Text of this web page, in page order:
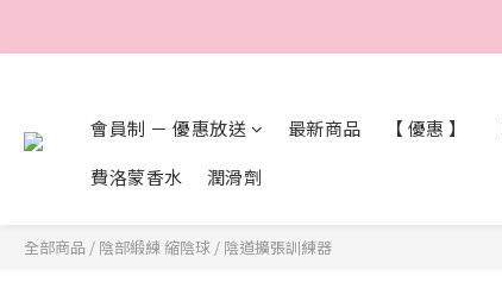
會員制 － 優惠放送 最新商品 【 優惠 】
費洛蒙香水
潤滑劑
全部商品 / 陰部緞練 縮陰球 / 陰道擴張訓練器